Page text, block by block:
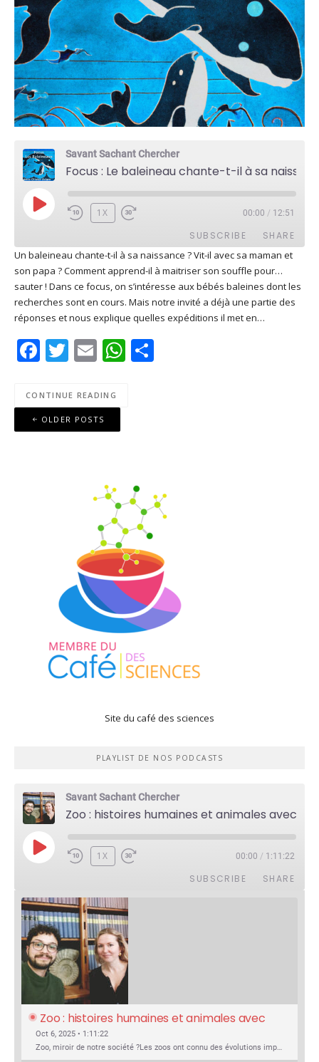
Savant Sachant Chercher
PLAY
EPISODE
1X 00:00 / 12:51
SUBSCRIBE SHARE
Apple Podcasts Deezer
Google Play PocketCasts
Podcast Addict RSS
Spotify
RSS FEED
SHARE
LINK
Un baleineau chante-t-il à sa naissance ? Vit-il avec sa maman et
son papa ? Comment apprend-il à maitriser son souffle pour…
sauter ! Dans ce focus, on s’intéresse aux bébés baleines dont les
recherches sont en cours. Mais notre invité a déjà une partie des
réponses et nous explique quelles expéditions il met en…
Facebook
Twitter
EmailWhatsApp
CONTINUE READING
Posts
navigation
OLDER POSTS
Site du café des sciences
PLAYLIST DE NOS PODCASTS
Savant Sachant Chercher
PLAY
EPISODE
1X 00:00 / 1:11:22
SUBSCRIBE SHARE
Zoo : histoires humaines et animales avec
Violette Pouillard
Oct 6, 2025 • 1:11:22
Zoo, miroir de notre société ?Les zoos ont connu des évolutions impressionnantes au fil de l’histoire : dans leur structure, leurs rôles, la manière dont ils sont perçus, et surtout dans le regard porté sur les animaux. C’est fascinant de détricoter tout ça et de comprendre d’où ça vient.Que sont…